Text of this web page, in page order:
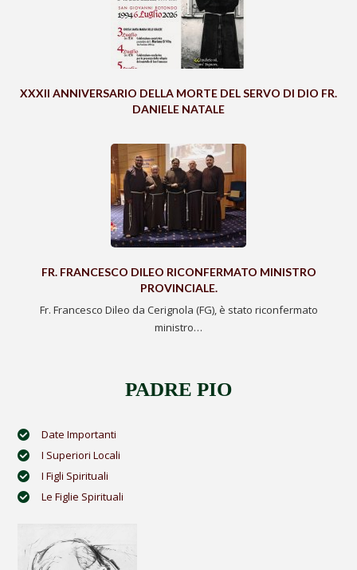
XXXII ANNIVERSARIO DELLA MORTE DEL SERVO DI DIO FR.
DANIELE NATALE
FR. FRANCESCO DILEO RICONFERMATO MINISTRO
PROVINCIALE.
Fr. Francesco Dileo da Cerignola (FG), è stato riconfermato
ministro…
PADRE PIO
Date Importanti
I Superiori Locali
I Figli Spirituali
Le Figlie Spirituali